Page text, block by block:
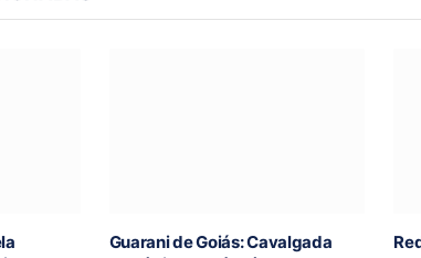
Guarani de Goiás: Cavalgada